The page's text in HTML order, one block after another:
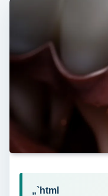
„`html